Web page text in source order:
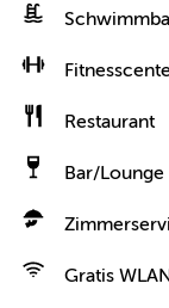
Restaurant
Bar/Lounge
Gratis